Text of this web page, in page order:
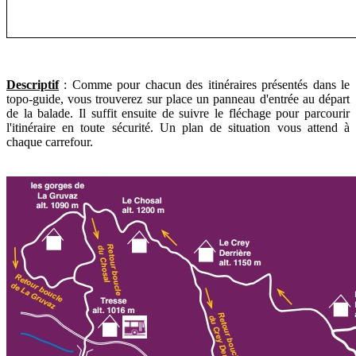
Descriptif: Comme pour chacun des itinéraires présentés dans le
topo-guide, vous trouverez sur place un panneau d'entrée au départ
de la balade. Il suffit ensuite de suivre le fléchage pour parcourir
l'itinéraire en toute sécurité. Un plan de situation vous attend à
chaque carrefour.